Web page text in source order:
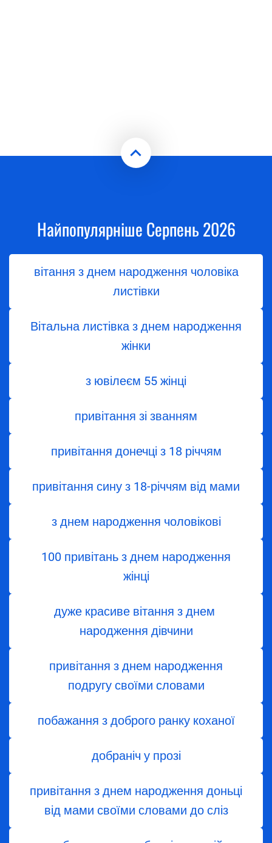
Найпопулярніше Серпень 2026
вітання з днем народження чоловіка
листівки
Вітальна листівка з днем народження
жінки
з ювілеєм 55 жінці
привітання зі званням
привітання донечці з 18 річчям
привітання сину з 18-річчям від мами
з днем народження чоловікові
100 привітань з днем народження
жінці
дуже красиве вітання з днем ​​
народження дівчини
привітання з днем народження
подругу своїми словами
побажання з доброго ранку коханої
добраніч у прозі
привітання з днем народження доньці
від мами своїми словами до сліз